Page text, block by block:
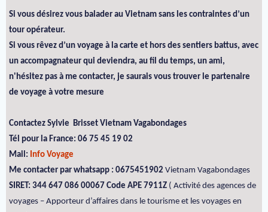
Si vous désirez vous balader au Vietnam sans les contraintes d’un
tour opérateur.
Si vous rêvez d’un voyage à la carte et hors des sentiers battus, avec
un accompagnateur qui deviendra, au fil du temps, un ami,
n'hésitez pas à me contacter, je saurais vous trouver le partenaire
de voyage à votre mesure
Contactez Sylvie Brisset Vietnam Vagabondages
Tél pour la France: 06 75 45 19 02
Mail: Info Voyage
Me contacter par whatsapp : 0675451902 Vietnam Vagabondages
SIRET: 344 647 086 00067 Code APE 7911Z ( Activité des agences de
voyages – Apporteur d’affaires dans le tourisme et les voyages en